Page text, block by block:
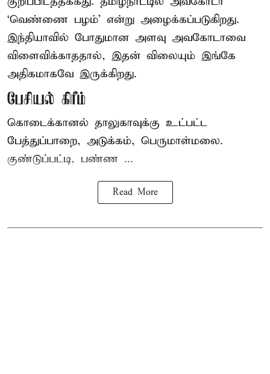
‘வெண்ணை பழம்’ என்று அழைக்கப்படுகிறது.
இந்தியாவில் போதுமான அளவு அவகோடாவை
விளைவிக்காததால், இதன் விலையும் இங்கே
அதிகமாகவே இருக்கிறது.
பேசியல் கிரீம்
கொடைக்கானல் தாலுகாவுக்கு உட்பட்ட
பேத்துப்பாறை, அடுக்கம், பெருமாள்மலை.
குண்டுப்பட்டி, பண்ண ...
Read More